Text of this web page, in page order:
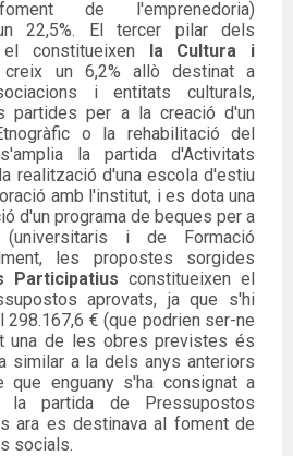
de l'emprenedoria)
22,5%. El tercer pilar dels
constitueixen la Cultura i
un 6,2% allò destinat a
i entitats culturals,
partides per a la creació d'un
o la rehabilitació del
la partida d'Activitats
realització d'una escola d'estiu
amb l'institut, i es dota una
d'un programa de beques per a
i de Formació
les propostes sorgides
Participatius constitueixen el
aprovats, ja que s'hi
298.167,6 € (que podrien ser-ne
una de les obres previstes és
similar a la dels anys anteriors
enguany s'ha consignat a
partida de Pressupostos
ara es destinava al foment de
socials.